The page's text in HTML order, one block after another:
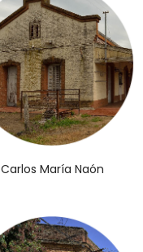
Carlos María Naón